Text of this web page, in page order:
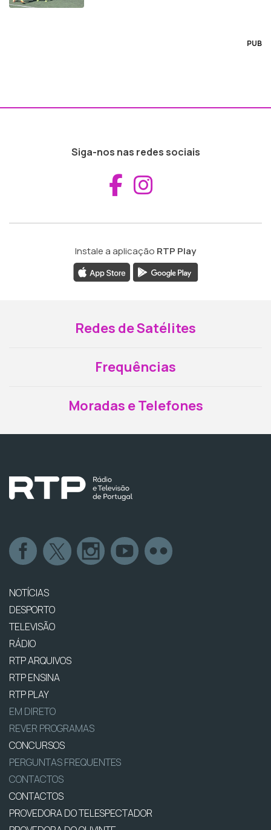
PUB
Siga-nos nas redes sociais
Aceder ao
Instale a aplicação RTP Play
Redes de Satélites
Frequências
Moradas e Telefones
NOTÍCIAS
DESPORTO
TELEVISÃO
RÁDIO
RTP ARQUIVOS
RTP ENSINA
RTP PLAY
EM DIRETO
REVER PROGRAMAS
CONCURSOS
PERGUNTAS FREQUENTES
CONTACTOS
CONTACTOS
PROVEDORA DO TELESPECTADOR